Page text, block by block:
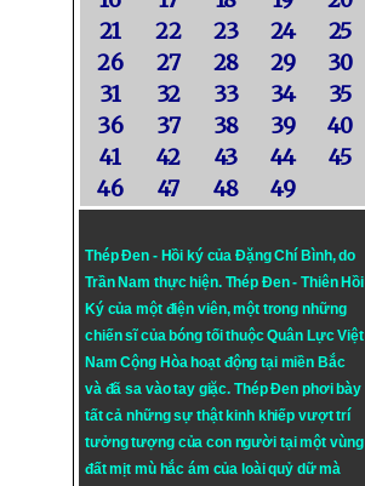
21
22 23 24
25
26
27 28 29
30
31
32 33 34
35
36
37 38 39
40
41
42 43 44
45
46
47 48 49
Thép Đen - Hồi ký của Đặng Chí Bình, do
Trần Nam thực hiện. Thép Đen- Thiên Hồi
Ký của một điện viên, một trong những
chiến sĩ của bóng tối thuộc Quân Lực Việt
Nam Cộng Hòa hoạt động tại miền Bắc
và đã sa vào tay giặc. Thép Đen phơi bày
tất cả những sự thật kinh khiếp vượt trí
tưởng tượng của con người tại một vùng
đất mịt mù hắc ám của loài quỷ dữ mà